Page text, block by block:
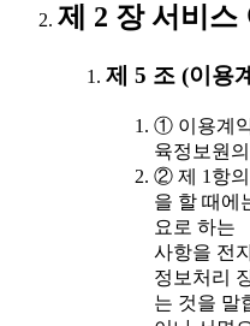
제 2 장 서비스
제 5 조 (이용
① 이용계
육정보원
② 제 1항의
을 할 때에
요로 하는
사항을 전
정보처리
는 것을 말